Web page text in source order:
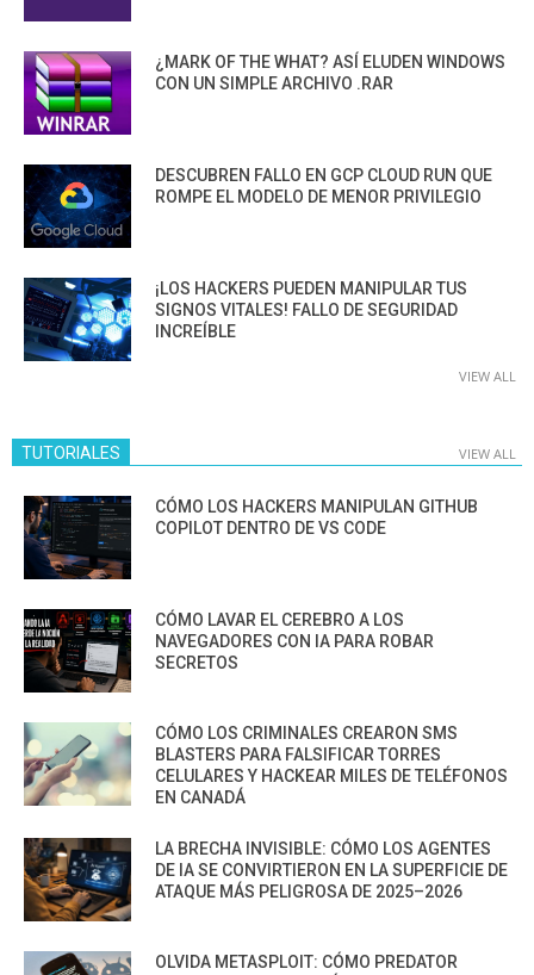
¿MARK OF THE WHAT? ASÍ ELUDEN WINDOWS
CON UN SIMPLE ARCHIVO .RAR
DESCUBREN FALLO EN GCP CLOUD RUN QUE
ROMPE EL MODELO DE MENOR PRIVILEGIO
¡LOS HACKERS PUEDEN MANIPULAR TUS
SIGNOS VITALES! FALLO DE SEGURIDAD
INCREÍBLE
VIEW ALL
TUTORIALES VIEW ALL
CÓMO LOS HACKERS MANIPULAN GITHUB
COPILOT DENTRO DE VS CODE
CÓMO LAVAR EL CEREBRO A LOS
NAVEGADORES CON IA PARA ROBAR
SECRETOS
CÓMO LOS CRIMINALES CREARON SMS
BLASTERS PARA FALSIFICAR TORRES
CELULARES Y HACKEAR MILES DE TELÉFONOS
EN CANADÁ
LA BRECHA INVISIBLE: CÓMO LOS AGENTES
DE IA SE CONVIRTIERON EN LA SUPERFICIE DE
ATAQUE MÁS PELIGROSA DE 2025–2026
OLVIDA METASPLOIT: CÓMO PREDATOR